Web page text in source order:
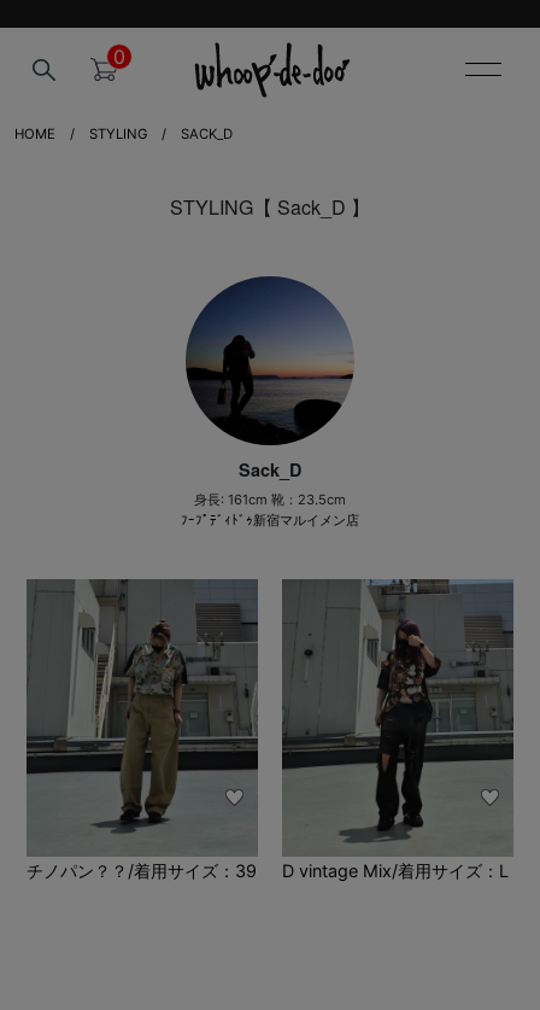
0
HOME STYLING SACK_D
STYLING【 Sack_D 】
Sack_D
身長: 161cm 靴：23.5cm
ﾌｰﾌﾟﾃﾞｨﾄﾞｩ新宿マルイメン店
チノパン？？/着用サイズ：39 D vintage Mix/着用サイズ：L